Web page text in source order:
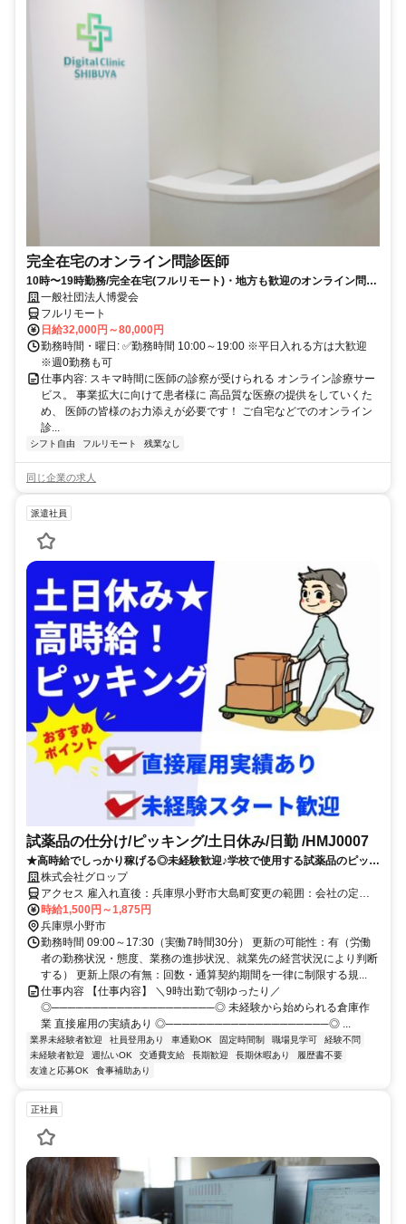
完全在宅のオンライン問診医師
10時〜19時勤務/完全在宅(フルリモート)・地方も歓迎のオンライン問診
業務一般社団法人博愛会
フルリモート
日給32,000円～80,000円
勤務時間・曜日: ✅勤務時間 10:00～19:00 ※平日入れる方は大歓迎
※週0勤務も可
仕事内容: スキマ時間に医師の診察が受けられる オンライン診療サー
ビス。 事業拡大に向けて患者様に 高品質な医療の提供をしていくた
め、 医師の皆様のお力添えが必要です！ ご自宅などでのオンライン
診...
シフト自由 フルリモート 残業なし
同じ企業の求人
派遣社員
試薬品の仕分け/ピッキング/土日休み/日勤 /HMJ0007
★高時給でしっかり稼げる◎未経験歓迎♪学校で使用する試薬品のピッキ
ング・運搬作業！嬉しい9時出勤＆土日休みでプライベートも充実
株式会社グロップ
アクセス 雇入れ直後：兵庫県小野市大島町変更の範囲：会社の定め
る就業場所＼アクセス／神戸電鉄「市場駅」から徒歩20分＼通勤備考
／神戸電鉄「市場駅」から徒歩20分マイカー・バイク・自転車通勤
OK
時給1,500円～1,875円
兵庫県小野市
勤務時間 09:00～17:30（実働7時間30分） 更新の可能性：有（労働
者の勤務状況・態度、業務の進捗状況、就業先の経営状況により判断
する） 更新上限の有無：回数・通算契約期間を一律に制限する規...
仕事内容 【仕事内容】 ＼9時出勤で朝ゆったり／
◎────────────────────◎ 未経験から始められる倉庫作
業 直接雇用の実績あり ◎────────────────────◎ ...
業界未経験者歓迎 社員登用あり 車通勤OK 固定時間制 職場見学可
経験不問
未経験者歓迎
週払いOK 交通費支給 長期歓迎 長期休暇あり
履歴書不要
友達と応募OK
食事補助あり
正社員